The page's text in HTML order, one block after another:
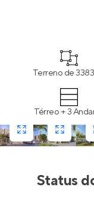
Terreno de
Térreo + 3
Status